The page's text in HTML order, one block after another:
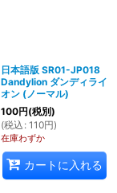
日本語版 SR01-JP018
Dandylion ダンディライ
オン (ノーマル)
100円(税別)
(税込 : 110円)
在庫わずか
カートに入れる